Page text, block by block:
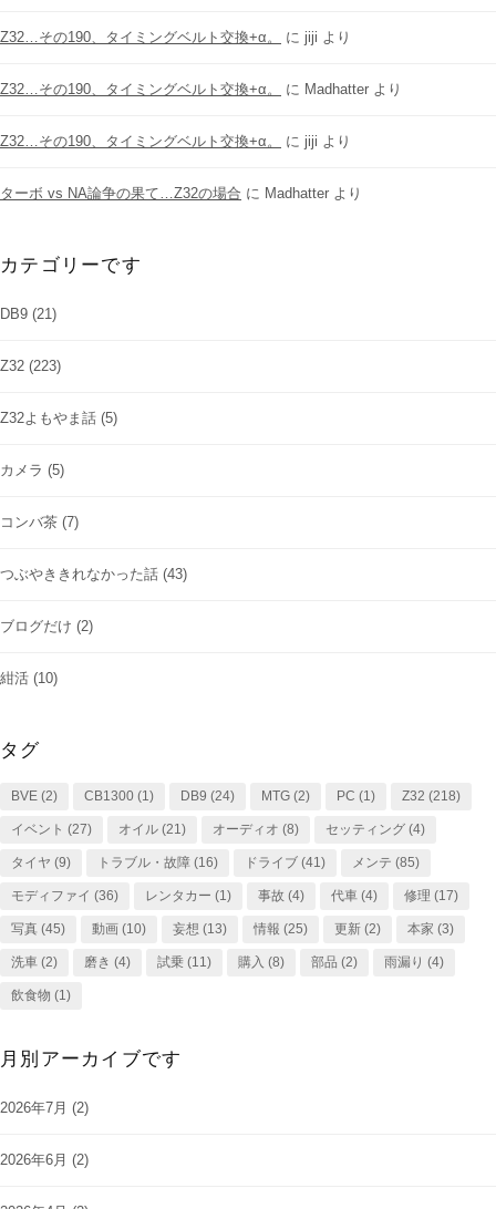
Z32…その190、タイミングベルト交換+α。 に jiji より
Z32…その190、タイミングベルト交換+α。 に Madhatter より
Z32…その190、タイミングベルト交換+α。 に jiji より
ターボ vs NA論争の果て…Z32の場合 に Madhatter より
カテゴリーです
DB9 (21)
Z32 (223)
Z32よもやま話 (5)
カメラ (5)
コンバ茶 (7)
つぶやききれなかった話 (43)
ブログだけ (2)
紺活 (10)
タグ
BVE (2) CB1300 (1) DB9 (24) MTG (2) PC (1) Z32 (218)
イベント (27) オイル (21) オーディオ (8) セッティング (4)
タイヤ (9) トラブル・故障 (16) ドライブ (41) メンテ (85)
モディファイ (36) レンタカー (1) 事故 (4) 代車 (4) 修理 (17)
写真 (45) 動画 (10) 妄想 (13) 情報 (25) 更新 (2) 本家 (3)
洗車 (2) 磨き (4) 試乗 (11) 購入 (8) 部品 (2) 雨漏り (4)
飲食物 (1)
月別アーカイブです
2026年7月 (2)
2026年6月 (2)